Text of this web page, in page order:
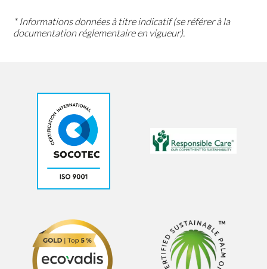
* Informations données à titre indicatif (se référer à la
documentation réglementaire en vigueur).